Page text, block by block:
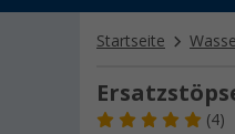
Startseite
(4)